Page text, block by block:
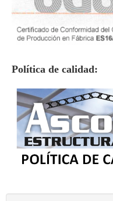
Política de calidad: